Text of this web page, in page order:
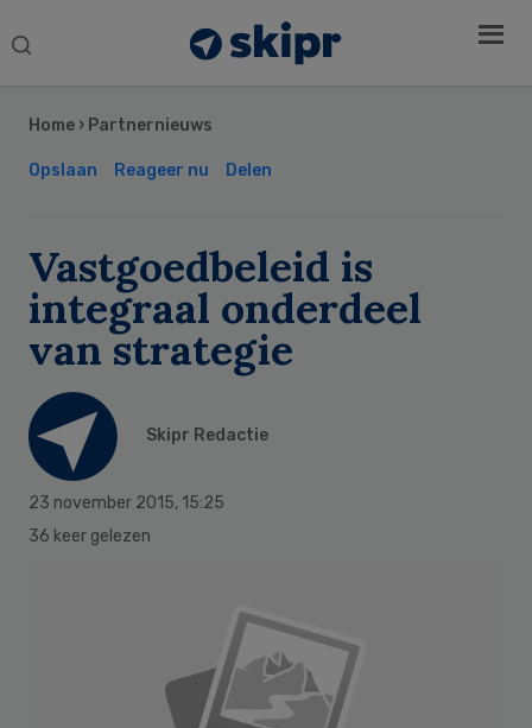
Search
Home › Partnernieuws
Opslaan Reageer nu Delen
Vastgoedbeleid is
integraal onderdeel
van strategie
Skipr Redactie
23 november 2015, 15:25
36 keer gelezen
Sidebar